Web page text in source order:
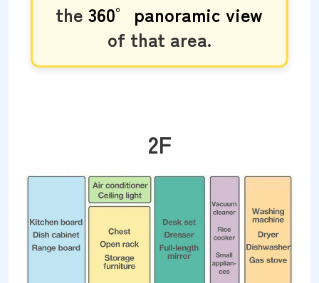
the360° panoramic view
of that area.
2F